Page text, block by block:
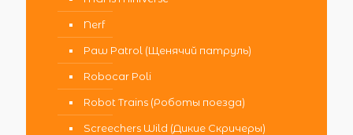
Nerf
Paw Patrol (Щенячий патруль)
Robocar Poli
Robot Trains (Роботы поезда)
Screechers Wild (Дикие Скричеры)